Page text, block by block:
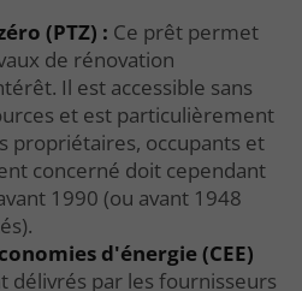
(PTZ) : Ce prêt permet
de rénovation
Il est accessible sans
et est particulièrement
propriétaires, occupants et
concerné doit cependant
1990 (ou avant 1948
d'énergie (CEE)
délivrés par les fournisseurs